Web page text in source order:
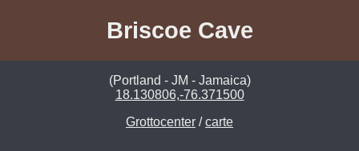
Briscoe Cave
(Portland - JM - Jamaica)
18.130806,-76.371500
Grottocenter /carte